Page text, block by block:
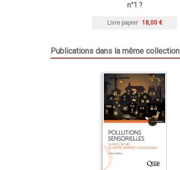
n°1 ?
Livre papier 18,00 €
Publications dans la même collection